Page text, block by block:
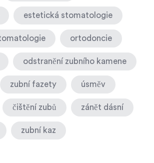
estetická stomatologie
ortodoncie
odstranění zubního kamene
zubní fazety úsměv
čištění zubů zánět dásní
zubní kaz